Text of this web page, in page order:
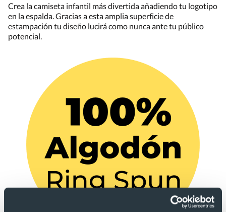
Crea la camiseta infantil más divertida añadiendo tu logotipo
en la espalda. Gracias a esta amplia superficie de
estampación tu diseño lucirá como nunca ante tu público
potencial.